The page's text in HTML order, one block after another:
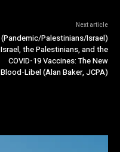
Next article
(Pandemic/Palestinians/Israel)
Israel, the Palestinians, and the
COVID-19 Vaccines: The New
Blood-Libel (Alan Baker, JCPA)